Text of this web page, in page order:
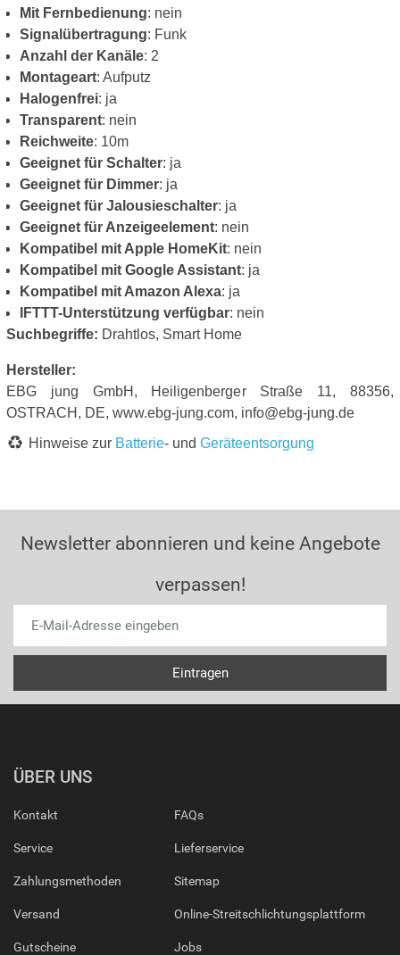
Mit Fernbedienung: nein
Signalübertragung: Funk
Anzahl der Kanäle: 2
Montageart: Aufputz
Halogenfrei: ja
Transparent: nein
Reichweite: 10m
Geeignet für Schalter: ja
Geeignet für Dimmer: ja
Geeignet für Jalousieschalter: ja
Geeignet für Anzeigeelement: nein
Kompatibel mit Apple HomeKit: nein
Kompatibel mit Google Assistant: ja
Kompatibel mit Amazon Alexa: ja
IFTTT-Unterstützung verfügbar: nein
Suchbegriffe: Drahtlos, Smart Home
Hersteller:
EBG jung GmbH, Heiligenberger Straße 11, 88356,
OSTRACH, DE, www.ebg-jung.com, info@ebg-jung.de
Hinweise zur Batterie- und Geräteentsorgung
Newsletter abonnieren und keine Angebote
verpassen!
ÜBER UNS
Kontakt
Service
Zahlungsmethoden
Versand
Gutscheine
FAQs
Lieferservice
Sitemap
Online-Streitschlichtungsplattform
Jobs